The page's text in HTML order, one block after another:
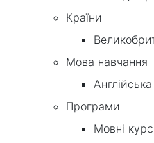
Країни
Мова навчання
Англійська
Програми
Мовні